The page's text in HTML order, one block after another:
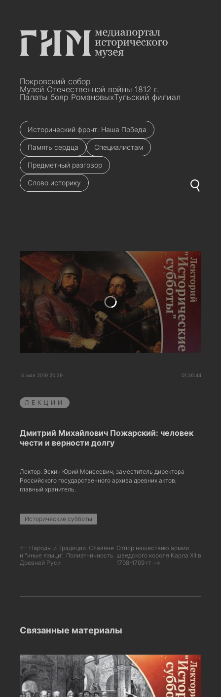
Покровский собор
Музей Отечественной войны 1812 г.
Палаты бояр РомановыхТульский филиал
Исторический фронт: Наша Победа
Память сердца Специалистам
Предметный разговор
Слово историку
14 мая 2019 20:29 01:26:44
ЛЕКЦИИ
Дмитрий Михайлович Пожарский: человек
чести и верности долгу
Лектор: Эскин Юрий Моисеевич, заместитель директора
Российского государственного архива древних актов,
главный хранитель.
Исторические субботы
⟵ Народы и Традиции. Славяне
и "иные языци". Полиэтничность
Древней Руси
Отпор нашествию армии
шведского короля Карла XII в
1708-1709 гг ⟶
Связанные материалы